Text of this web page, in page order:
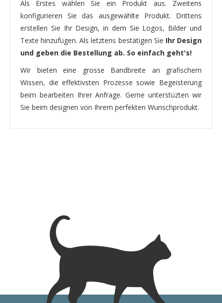
Als Erstes wählen Sie ein Produkt aus. Zweitens
konfigurieren Sie das ausgewählte Produkt. Drittens
erstellen Sie Ihr Design, in dem Sie Logos, Bilder und
Texte hinzufügen. Als letztens bestätigen Sie Ihr Design
und geben die Bestellung ab. So einfach geht's!
Wir bieten eine grosse Bandbreite an grafischem
Wissen, die effektivsten Prozesse sowie Begeisterung
beim bearbeiten Ihrer Anfrage. Gerne unterstüzten wir
Sie beim designen von Ihrem perfekten Wunschprodukt.